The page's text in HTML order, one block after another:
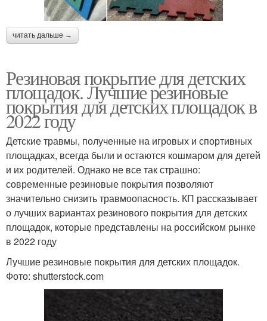
читать дальше →
Резиновая покрытие для детских
площадок. Лучшие резиновые
покрытия для детских площадок в
2022 году
Детские травмы, полученные на игровых и спортивных
площадках, всегда были и остаются кошмаром для детей
и их родителей. Однако не все так страшно:
современные резиновые покрытия позволяют
значительно снизить травмоопасность. КП рассказывает
о лучших вариантах резинового покрытия для детских
площадок, которые представлены на российском рынке
в 2022 году
Лучшие резиновые покрытия для детских площадок.
Фото: shutterstock.com